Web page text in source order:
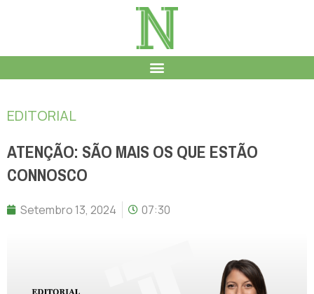
EDITORIAL
ATENÇÃO: SÃO MAIS OS QUE ESTÃO
CONNOSCO
Setembro 13, 2024 07:30